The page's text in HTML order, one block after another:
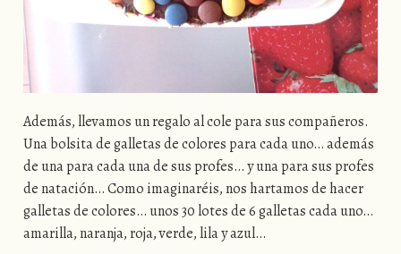
Además, llevamos un regalo al cole para sus compañeros.
Una bolsita de galletas de colores para cada uno… además
de una para cada una de sus profes… y una para sus profes
de natación… Como imaginaréis, nos hartamos de hacer
galletas de colores… unos 30 lotes de 6 galletas cada uno…
amarilla, naranja, roja, verde, lila y azul…